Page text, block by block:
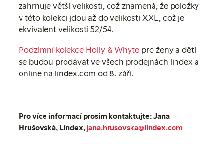
zahrnuje větší velikosti, což znamená, že položky
v této kolekci jdou až do velikosti XXL, což je
ekvivalent velikosti 52/54.
Podzimní kolekce Holly & Whyte pro ženy a děti
se budou prodávat ve všech prodejnách lindex a
online na lindex.com od 8. září.
Pro více informací prosím kontaktujte: Jana
Hrušovská, Lindex, jana.hrusovska@lindex.com